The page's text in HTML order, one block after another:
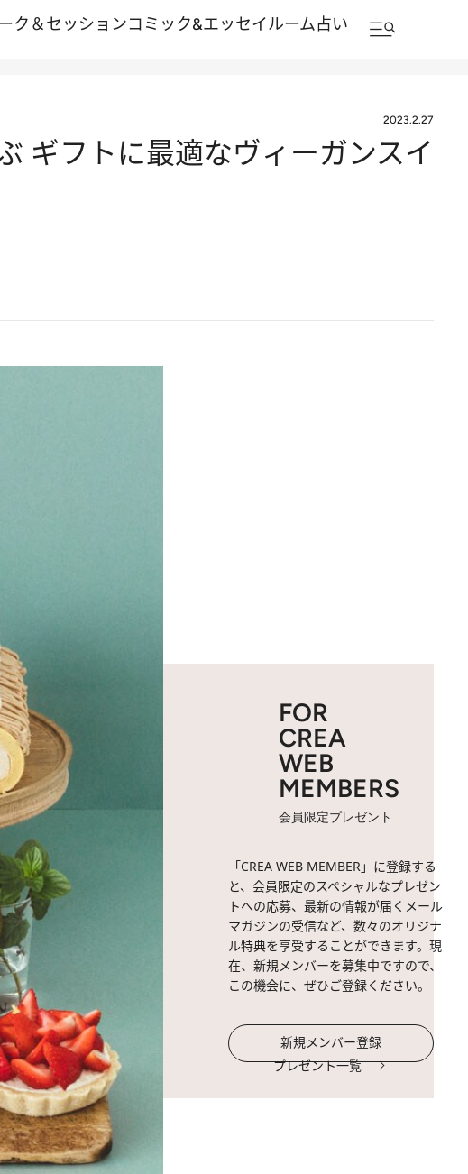
ク＆セッションコミック&エッセイルーム占い
2023.2.27
ギフトに最適なヴィーガンスイ
FOR
CREA
WEB
MEMBERS
会員限定プレゼント
「CREA WEB MEMBER」に登録する
と、会員限定のスペシャルなプレゼン
トへの応募、最新の情報が届くメール
マガジンの受信など、数々のオリジナ
ル特典を享受することができます。現
在、新規メンバーを募集中ですので、
この機会に、ぜひご登録ください。
新規メンバー登録
プレゼント一覧